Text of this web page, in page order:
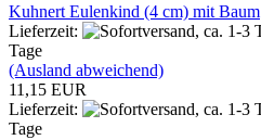
Kuhnert Eulenkind (4 cm) mit Baum
Lieferzeit:
Tage
(Ausland abweichend)
11,15 EUR
Lieferzeit:
Tage